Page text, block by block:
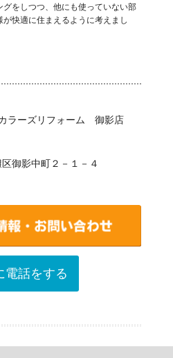
をしつつ、他にも使っていない部
快適に住まえるように考えまし
ラーズリフォーム 御影店
御影中町２－１－４
電話をする